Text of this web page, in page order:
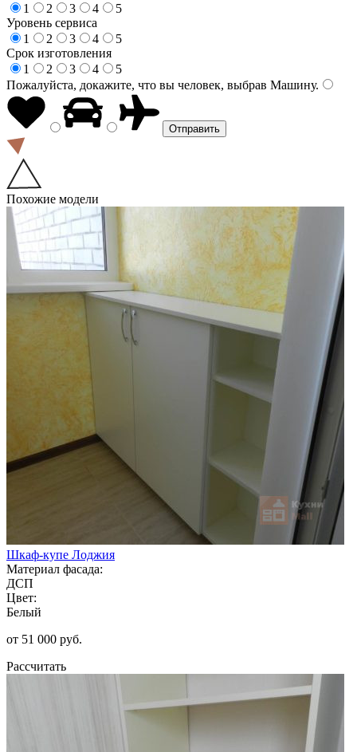
1
2 3 4
5
Уровень сервиса
1
2 3 4
5
Срок изготовления
1
2 3 4
5
Пожалуйста, докажите, что вы человек, выбрав Машину.
Похожие модели
Шкаф-купе Лоджия
Материал фасада:
ДСП
Цвет:
Белый
от 51 000 руб.
Рассчитать